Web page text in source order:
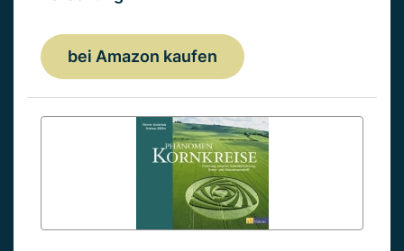
bei Amazon kaufen